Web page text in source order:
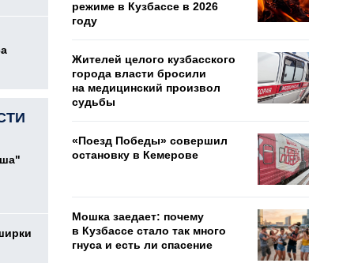
режиме в Кузбассе в 2026
году
Жителей целого кузбасского
города власти бросили
на медицинский произвол
судьбы
«Поезд Победы» совершил
остановку в Кемерове
Мошка заедает: почему
в Кузбассе стало так много
гнуса и есть ли спасение